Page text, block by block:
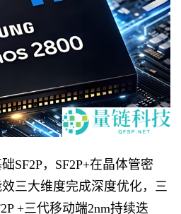
SF2P，SF2P+在晶体管密
三大维度完成深度优化，三
+三代移动端2nm持续迭